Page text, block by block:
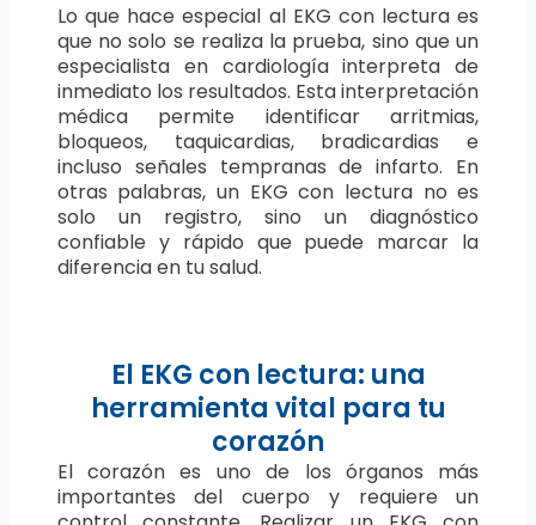
Lo que hace especial al EKG con lectura es
que no solo se realiza la prueba, sino que un
especialista en cardiología interpreta de
inmediato los resultados. Esta interpretación
médica permite identificar arritmias,
bloqueos, taquicardias, bradicardias e
incluso señales tempranas de infarto. En
otras palabras, un EKG con lectura no es
solo un registro, sino un diagnóstico
confiable y rápido que puede marcar la
diferencia en tu salud.
El EKG con lectura: una
herramienta vital para tu
corazón
El corazón es uno de los órganos más
importantes del cuerpo y requiere un